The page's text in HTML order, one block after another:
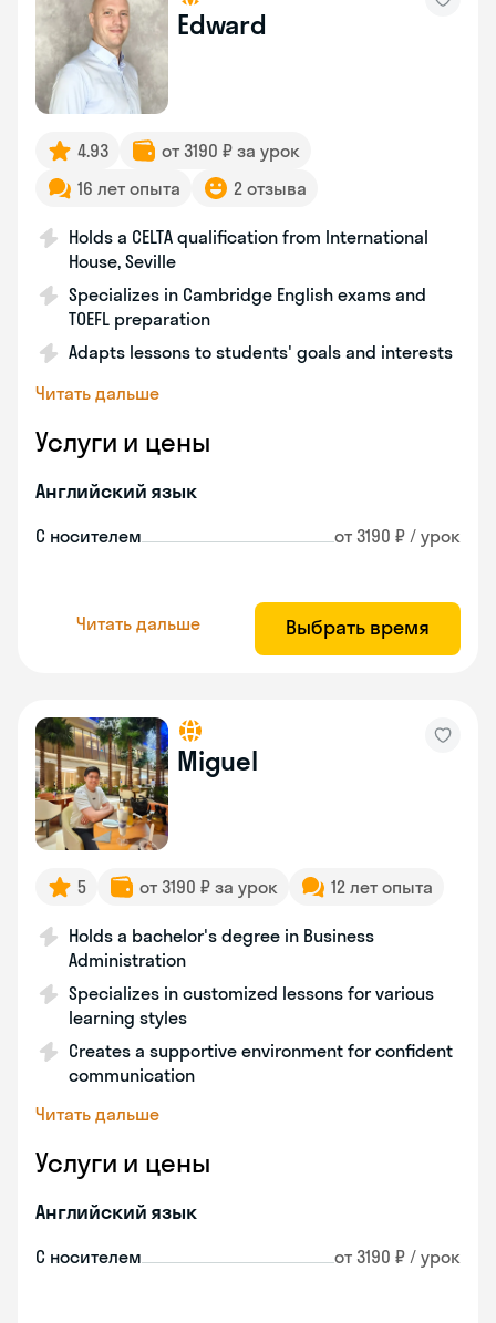
Edward
4.93
от 3190 ₽ за урок
16 лет опыта
2 отзыва
Holds a CELTA qualification from International
House, Seville
Specializes in Cambridge English exams and
TOEFL preparation
Adapts lessons to students' goals and interests
Читать дальше
Услуги и цены
Английский язык
С носителем от 3190 ₽ / урок
Читать дальше Выбрать время
Miguel
5 от 3190 ₽ за урок 12 лет опыта
Holds a bachelor's degree in Business
Administration
Specializes in customized lessons for various
learning styles
Creates a supportive environment for confident
communication
Читать дальше
Услуги и цены
Английский язык
С носителем от 3190 ₽ / урок